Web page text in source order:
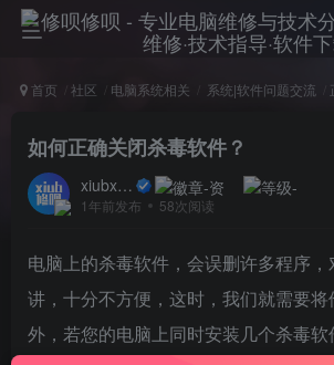
首页 社区 电脑系统相关 系统|软件问题交流
如何正确关闭杀毒软件？
xiubxiub
1年前发布 58次阅读
电脑上的杀毒软件，会误删许多程序
讲，十分不方便，这时，我们就需要将
外，若您的电脑上同时安装几个杀毒